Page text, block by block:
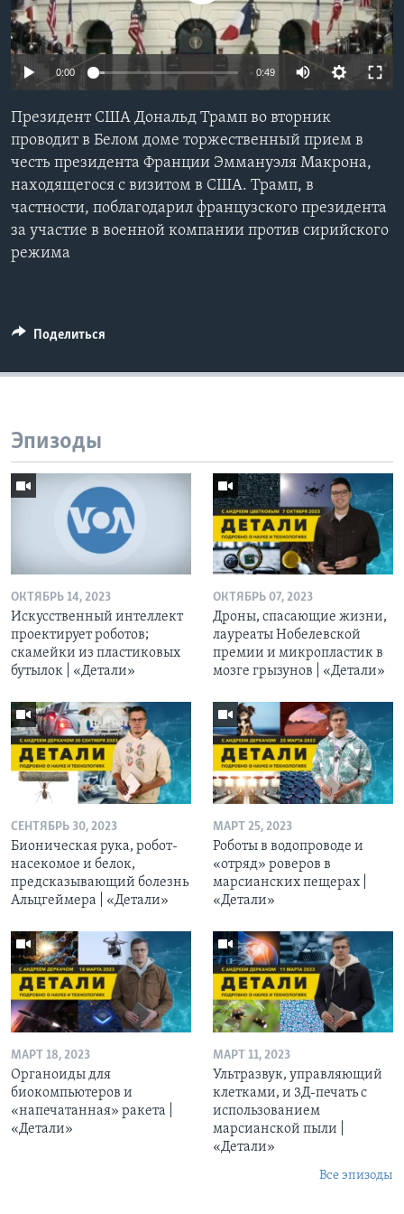
Learning English
СОЦИАЛЬНЫЕ СЕТИ
Языки
0:00 0:49
Президент США Дональд Трамп во вторник
проводит в Белом доме торжественный прием в
честь президента Франции Эммануэля Макрона,
находящегося с визитом в США. Трамп, в
частности, поблагодарил французского президента
за участие в военной компании против сирийского
режима
Поделиться
Эпизоды
ОКТЯБРЬ 14, 2023
Искусственный интеллект
проектирует роботов;
скамейки из пластиковых
бутылок | «Детали»
ОКТЯБРЬ 07, 2023
Дроны, спасающие жизни,
лауреаты Нобелевской
премии и микропластик в
мозге грызунов | «Детали»
СЕНТЯБРЬ 30, 2023
Бионическая рука, робот-
насекомое и белок,
предсказывающий болезнь
Альцгеймера | «Детали»
МАРТ 25, 2023
Роботы в водопроводе и
«отряд» роверов в
марсианских пещерах |
«Детали»
МАРТ 18, 2023
Органоиды для
биокомпьютеров и
«напечатанная» ракета |
«Детали»
МАРТ 11, 2023
Ультразвук, управляющий
клетками, и 3Д-печать c
использованием
марсианской пыли |
«Детали»
Все эпизоды